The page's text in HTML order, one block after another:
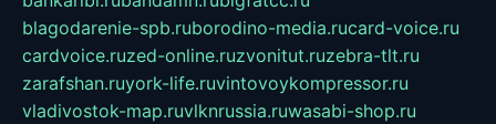
blagodarenie-spb.ruborodino-media.rucard-voice.ru
cardvoice.ruzed-online.ruzvonitut.ruzebra-tlt.ru
zarafshan.ruyork-life.ruvintovoykompressor.ru
vladivostok-map.ruvlknrussia.ruwasabi-shop.ru